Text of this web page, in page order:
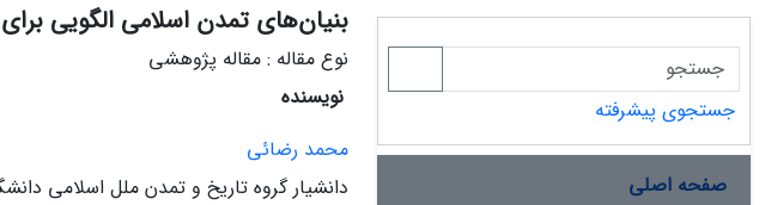
بنیان‌های تمدن اسلامی الگویی
نوع مقاله : مقاله پژوهشی
نویسنده
محمد رضائی
دانشیار گروه تاریخ و تمدن ملل اسلامی
جستجوی پیشرفته
صفحه اصلی